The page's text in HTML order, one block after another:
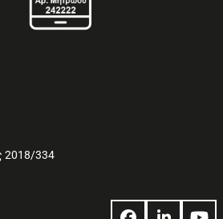
2018/334